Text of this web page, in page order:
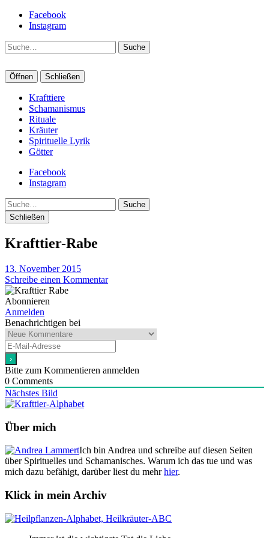
Facebook
Instagram
Suche
Öffnen Schließen
Krafttiere
Schamanismus
Rituale
Kräuter
Spirituelle Lyrik
Götter
Facebook
Instagram
Suche
Schließen
Krafttier-Rabe
13. November 2015
Schreibe einen Kommentar
Abonnieren
Anmelden
Benachrichtigen bei
Bitte zum Kommentieren anmelden
0 Comments
Nächstes Bild
Über mich
Ich bin Andrea und schreibe auf diesen Seiten
über Spirituelles und Schamanisches. Warum ich das tue und was
mich dazu befähigt, darüber liest du mehrhier.
Klick in mein Archiv